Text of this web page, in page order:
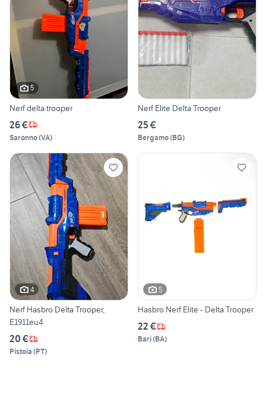
5
Nerf delta trooper
26 €
Saronno(VA)
Nerf Elite Delta Trooper
25 €
Bergamo(BG)
4
Nerf Hasbro Delta Trooper,
E1911eu4
20 €
Pistoia (PT)
5
Hasbro Nerf Elite - Delta Trooper
22 €
Bari(BA)